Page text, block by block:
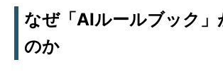
なぜ「AIルールブック」
のか